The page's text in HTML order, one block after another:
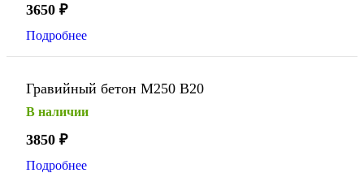
3650 ₽
Подробнее
Гравийный бетон М250 В20
В наличии
3850 ₽
Подробнее